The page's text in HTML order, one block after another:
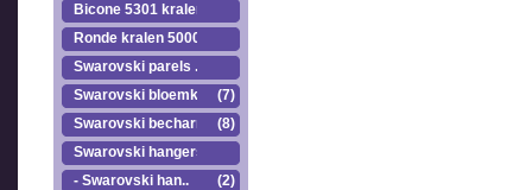
Bicone 5301 kralen.
Ronde kralen 5000
Swarovski parels ..
Swarovski bloemkr..
(7)
Swarovski becharmed(8)
Swarovski hangers
- Swarovski han..
(2)